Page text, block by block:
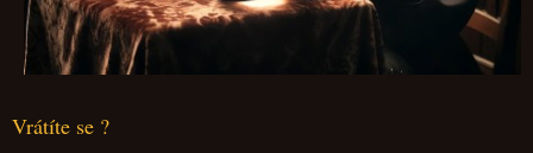
Vrátíte se ?